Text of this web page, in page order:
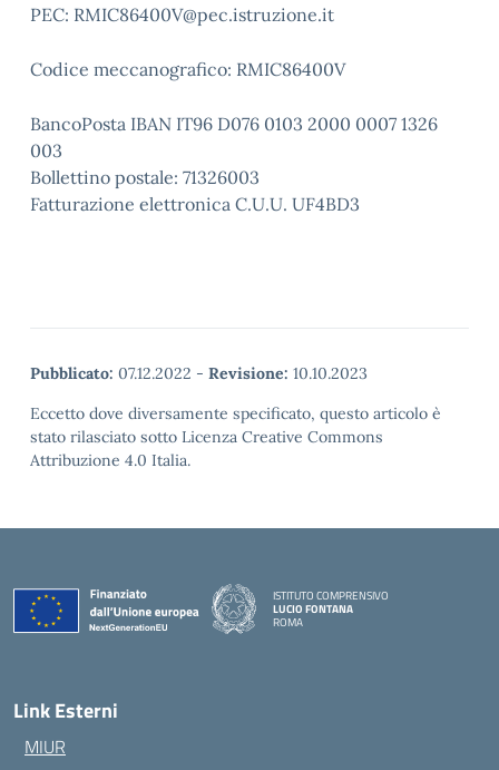
PEC: RMIC86400V@pec.istruzione.it
Codice meccanografico: RMIC86400V
BancoPosta IBAN IT96 D076 0103 2000 0007 1326
003
Bollettino postale: 71326003
Fatturazione elettronica C.U.U. UF4BD3
Pubblicato: 07.12.2022 - Revisione: 10.10.2023
Eccetto dove diversamente specificato, questo articolo è
stato rilasciato sotto Licenza Creative Commons
Attribuzione 4.0 Italia.
ISTITUTO COMPRENSIVO
LUCIO FONTANA
ROMA
Link Esterni
MIUR